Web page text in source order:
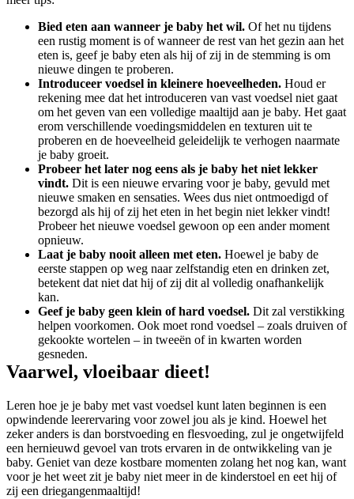
Bied eten aan wanneer je baby het wil. Of het nu tijdens
een rustig moment is of wanneer de rest van het gezin aan het
eten is, geef je baby eten als hij of zij in de stemming is om
nieuwe dingen te proberen.
Introduceer voedsel in kleinere hoeveelheden. Houd er
rekening mee dat het introduceren van vast voedsel niet gaat
om het geven van een volledige maaltijd aan je baby. Het gaat
erom verschillende voedingsmiddelen en texturen uit te
proberen en de hoeveelheid geleidelijk te verhogen naarmate
je baby groeit.
Probeer het later nog eens als je baby het niet lekker
vindt. Dit is een nieuwe ervaring voor je baby, gevuld met
nieuwe smaken en sensaties. Wees dus niet ontmoedigd of
bezorgd als hij of zij het eten in het begin niet lekker vindt!
Probeer het nieuwe voedsel gewoon op een ander moment
opnieuw.
Laat je baby nooit alleen met eten. Hoewel je baby de
eerste stappen op weg naar zelfstandig eten en drinken zet,
betekent dat niet dat hij of zij dit al volledig onafhankelijk
kan.
Geef je baby geen klein of hard voedsel. Dit zal verstikking
helpen voorkomen. Ook moet rond voedsel – zoals druiven of
gekookte wortelen – in tweeën of in kwarten worden
gesneden.
Vaarwel, vloeibaar dieet!
Leren hoe je je baby met vast voedsel kunt laten beginnen is een
opwindende leerervaring voor zowel jou als je kind. Hoewel het
zeker anders is dan borstvoeding en flesvoeding, zul je ongetwijfeld
een hernieuwd gevoel van trots ervaren in de ontwikkeling van je
baby. Geniet van deze kostbare momenten zolang het nog kan, want
voor je het weet zit je baby niet meer in de kinderstoel en eet hij of
zij een driegangenmaaltijd!